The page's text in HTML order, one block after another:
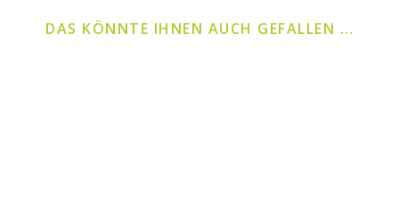
DAS KÖNNTE IHNEN AUCH GEFALLEN …